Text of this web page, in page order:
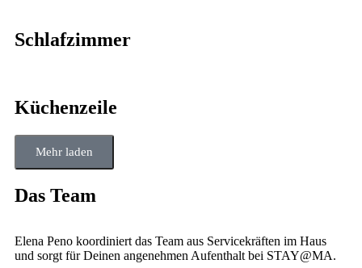
Schlafzimmer
Küchenzeile
Mehr laden
Das Team
Elena Peno koordiniert das Team aus Servicekräften im Haus
und sorgt für Deinen angenehmen Aufenthalt bei STAY@MA.